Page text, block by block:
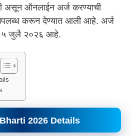
ऑनलाईन अर्ज करण्याची
करून देण्यात आली आहे. अर्ज
१५ जुलै २०२६ आहे.
2026 Details